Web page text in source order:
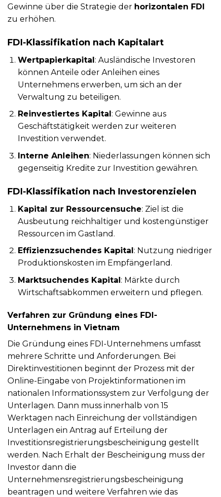
Gewinne über die Strategie der horizontalen FDI
zu erhöhen.
FDI-Klassifikation nach Kapitalart
Wertpapierkapital: Ausländische Investoren
können Anteile oder Anleihen eines
Unternehmens erwerben, um sich an der
Verwaltung zu beteiligen.
Reinvestiertes Kapital : Gewinne aus
Geschäftstätigkeit werden zur weiteren
Investition verwendet.
Interne Anleihen: Niederlassungen können sich
gegenseitig Kredite zur Investition gewähren.
FDI-Klassifikation nach Investorenzielen
Kapital zur Ressourcensuche: Ziel ist die
Ausbeutung reichhaltiger und kostengünstiger
Ressourcen im Gastland.
Effizienzsuchendes Kapital : Nutzung niedriger
Produktionskosten im Empfängerland.
Marktsuchendes Kapital: Märkte durch
Wirtschaftsabkommen erweitern und pflegen.
Verfahren zur Gründung eines FDI-
Unternehmens in Vietnam
Die Gründung eines FDI-Unternehmens umfasst
mehrere Schritte und Anforderungen. Bei
Direktinvestitionen beginnt der Prozess mit der
Online-Eingabe von Projektinformationen im
nationalen Informationssystem zur Verfolgung der
Unterlagen. Dann muss innerhalb von 15
Werktagen nach Einreichung der vollständigen
Unterlagen ein Antrag auf Erteilung der
Investitionsregistrierungsbescheinigung gestellt
werden. Nach Erhalt der Bescheinigung muss der
Investor dann die
Unternehmensregistrierungsbescheinigung
beantragen und weitere Verfahren wie das